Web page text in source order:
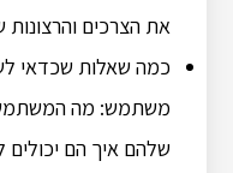
את הצרכים
כמה שאלות שכדאי
משתמש: מה
שלהם איך הם